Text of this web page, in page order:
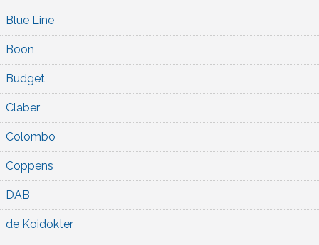
Blue Line
Boon
Budget
Claber
Colombo
Coppens
DAB
de Koidokter